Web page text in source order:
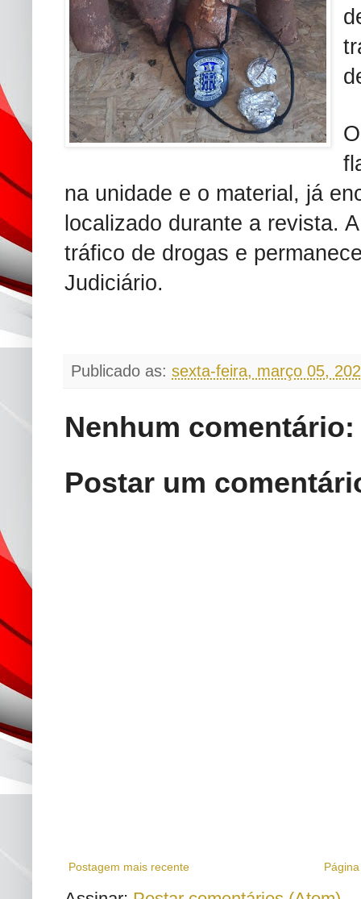
na unidade e o material, já
localizado durante a revista.
tráfico de drogas e
Judiciário.
Publicado as: sexta-feira, março 05,
Nenhum comentário:
Postar um
Postagem mais recente